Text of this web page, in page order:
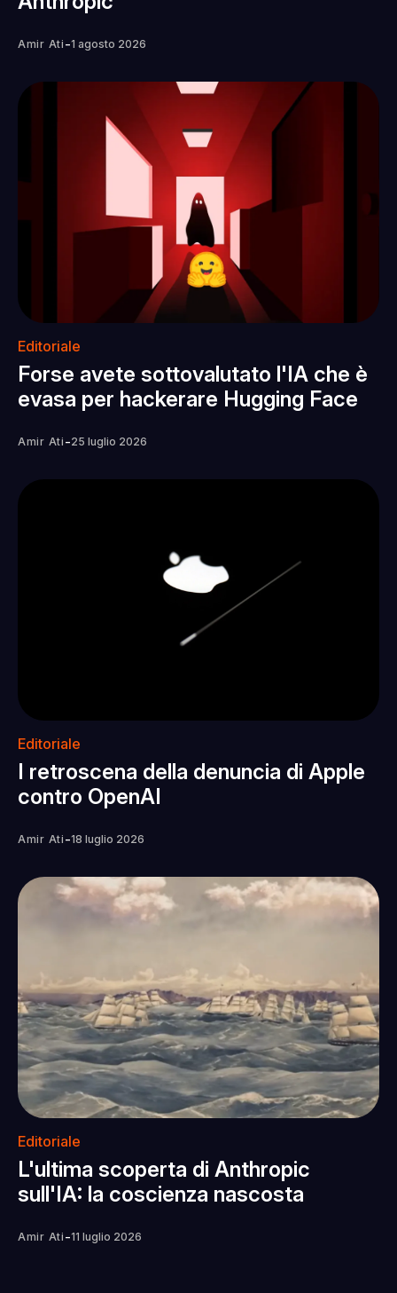
Amir Ati -1 agosto 2026
Editoriale
Forse avete sottovalutato l'IA che è
evasa per hackerare Hugging Face
Amir Ati -25 luglio 2026
Editoriale
I retroscena della denuncia di Apple
contro OpenAI
Amir Ati -18 luglio 2026
Editoriale
L'ultima scoperta di Anthropic
sull'IA: la coscienza nascosta
Amir Ati -11 luglio 2026